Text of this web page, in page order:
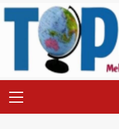
Skip
to
Menu